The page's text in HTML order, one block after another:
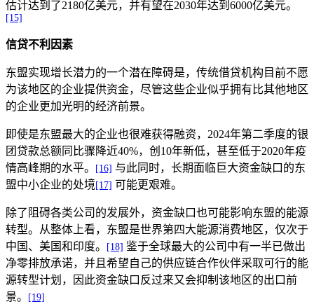
估计达到了2180亿美元，并有望在2030年达到6000亿美元。
[15]
信贷不利因素
东盟实现增长潜力的一个潜在障碍是，传统借贷机构目前不愿
为该地区的企业提供资金，尽管这些企业似乎拥有比其他地区
的企业更加光明的经济前景。
即使是东盟最大的企业也很难获得融资，2024年第二季度的银
团贷款总额同比骤降近40%，创10年新低，甚至低于2020年疫
情高峰期的水平。
[16] 与此同时，长期面临巨大资金缺口的东
盟中小企业的处境 [17] 可能更艰难。
除了阻碍各类公司的发展外，资金缺口也可能影响东盟的能源
转型。从整体上看，东盟是世界第四大能源消费地区，仅次于
中国、美国和印度。
[18] 鉴于全球最大的公司中有一半已做出
净零排放承诺，并且希望自己的供应链合作伙伴采取可行的能
源转型计划，因此资金缺口反过来又会抑制该地区的出口前
景。
[19]